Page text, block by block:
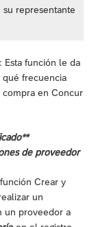
representante
función le da
frecuencia
en Concur
de proveedor
Crear y
un
un proveedor a